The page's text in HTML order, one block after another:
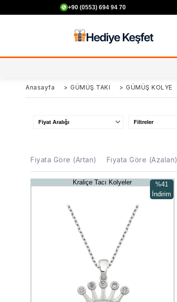
+90 (0553) 694 94 70
Anasayfa > GÜMÜŞ TAKI > GÜMÜŞ KOLYE
Fiyat Aralığı Filtreler
Fiyata Göre (Artan) Fiyata Göre (Azalan)
Kraliçe Tacı Kolyeler
%41
İndirim